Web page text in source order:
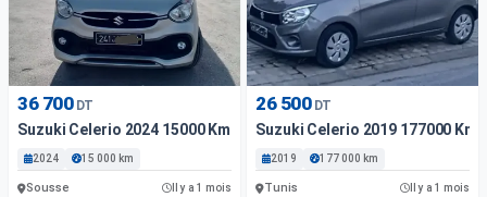
36 700 DT
Suzuki Celerio 2024 15000 Km
2024 15 000 km
Sousse Il y a 1 mois
26 500 DT
Suzuki Celerio 2019 177000 Km
2019 177 000 km
Tunis Il y a 1 mois